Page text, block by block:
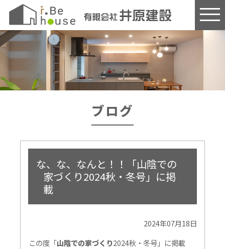
このページの本文へ
ブログ
な、な、なんと！！「山陰での
家づくり2024秋・冬号」に掲
載
2024年07月18日
この度「山陰での家づくり2024秋・冬号」に掲載